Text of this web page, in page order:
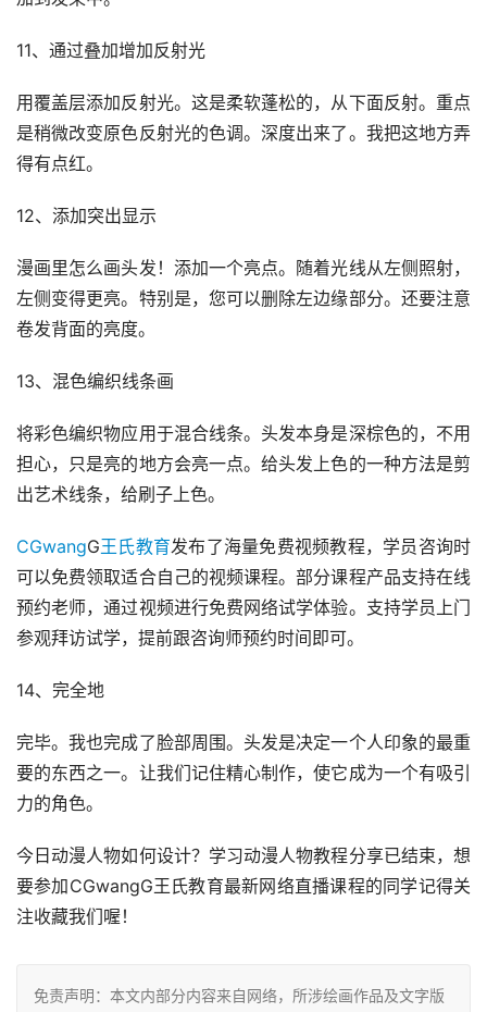
11、通过叠加增加反射光
用覆盖层添加反射光。这是柔软蓬松的，从下面反射。重点
是稍微改变原色反射光的色调。深度出来了。我把这地方弄
得有点红。
12、添加突出显示
漫画里怎么画头发！添加一个亮点。随着光线从左侧照射，
左侧变得更亮。特别是，您可以删除左边缘部分。还要注意
卷发背面的亮度。
13、混色编织线条画
将彩色编织物应用于混合线条。头发本身是深棕色的，不用
担心，只是亮的地方会亮一点。给头发上色的一种方法是剪
出艺术线条，给刷子上色。
CGwangG王氏教育发布了海量免费视频教程，学员咨询时
可以免费领取适合自己的视频课程。部分课程产品支持在线
预约老师，通过视频进行免费网络试学体验。支持学员上门
参观拜访试学，提前跟咨询师预约时间即可。
14、完全地
完毕。我也完成了脸部周围。头发是决定一个人印象的最重
要的东西之一。让我们记住精心制作，使它成为一个有吸引
力的角色。
今日动漫人物如何设计？学习动漫人物教程分享已结束，想
要参加CGwangG王氏教育最新网络直播课程的同学记得关
注收藏我们喔！
免责声明：本文内部分内容来自网络，所涉绘画作品及文字版